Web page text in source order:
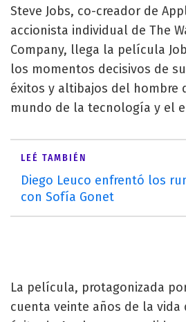
Steve Jobs, co-creador de
accionista individual de The
Company, llega la película
los momentos decisivos de
éxitos y altibajos del hombre
mundo de la tecnología y el
LEÉ TAMBIÉN
Diego Leuco enfrentó los
con Sofía Gonet
La película, protagonizada
cuenta veinte años de la vida